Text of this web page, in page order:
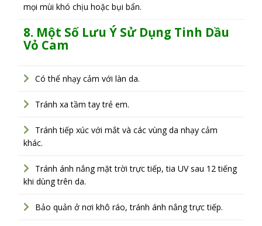
mọi mùi khó chịu hoặc bụi bẩn.
8. Một Số Lưu Ý Sử Dụng Tinh Dầu
Vỏ Cam
Có thể nhạy cảm với làn da.
Tránh xa tầm tay trẻ em.
Tránh tiếp xúc với mắt và các vùng da nhạy cảm
khác.
Tránh ánh nắng mặt trời trực tiếp, tia UV sau 12 tiếng
khi dùng trên da.
Bảo quản ở nơi khô ráo, tránh ánh nắng trực tiếp.